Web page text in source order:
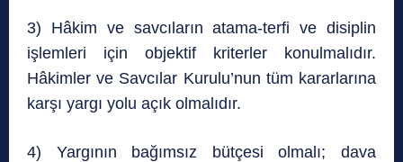
3) Hâkim ve savcıların atama-terfi ve disiplin
işlemleri için objektif kriterler konulmalıdır.
Hâkimler ve Savcılar Kurulu’nun tüm kararlarına
karşı yargı yolu açık olmalıdır.
4) Yargının bağımsız bütçesi olmalı; dava